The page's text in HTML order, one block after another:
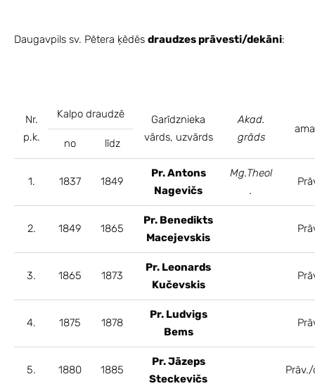
Daugavpils sv. Pētera ķēdēs draudzes prāvesti/dekāni:
Nr.
p.k.
Kalpo draudzē
Garīdznieka
vārds, uzvārds
Akad.
grāds
no
līdz
1. 1837 1849
Pr. Antons
Nagevičs
Mg.Theol
.
2. 1849 1865
Pr. Benedikts
Macejevskis
3. 1865 1873
Pr. Leonards
Kučevskis
4. 1875 1878
Pr. Ludvigs
Bems
5. 1880 1885
Pr. Jāzeps
Steckevičs